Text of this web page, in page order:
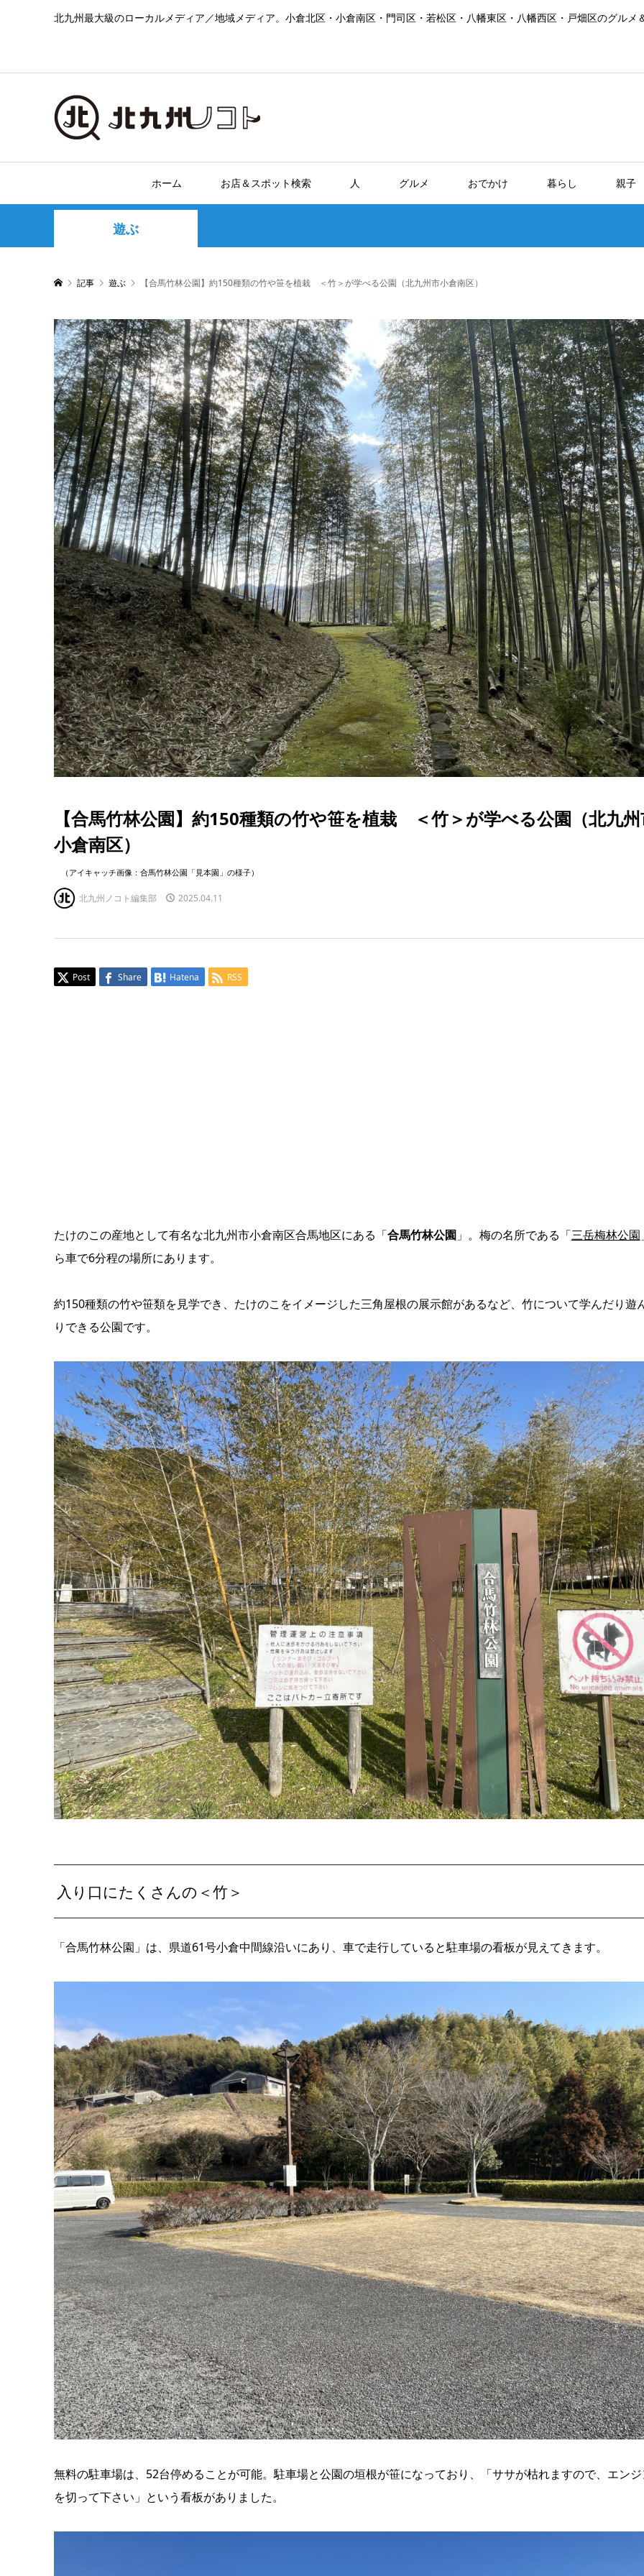
北九州最大級のローカルメディア／地域メディア。小倉北区・小倉南区・門司区・若松区・八幡東区・八幡西区・戸畑区のグル
ホーム お店＆スポット検索 人 グルメ おでかけ 暮らし 親子
遊ぶ
記事 遊ぶ 【合馬竹林公園】約150種類の竹や笹を植栽 ＜竹＞が学べる公園（北九州市小倉南区）
【合馬竹林公園】約150種類の竹や笹を植栽 ＜竹＞が学べる公園（北九
小倉南区）
（アイキャッチ画像：合馬竹林公園「見本園」の様子）
北九州ノコト編集部 2025.04.11
Post Share Hatena RSS
たけのこの産地として有名な北九州市小倉南区合馬地区にある「合馬竹林公園」。梅の名所である「三岳梅林公園
ら車で6分程の場所にあります。
約150種類の竹や笹類を見学でき、たけのこをイメージした三角屋根の展示館があるなど、竹について学んだり遊
りできる公園です。
入り口にたくさんの＜竹＞
「合馬竹林公園」は、県道61号小倉中間線沿いにあり、車で走行していると駐車場の看板が見えてきます。
無料の駐車場は、52台停めることが可能。駐車場と公園の垣根が笹になっており、「ササが枯れますので、エン
を切って下さい」という看板がありました。